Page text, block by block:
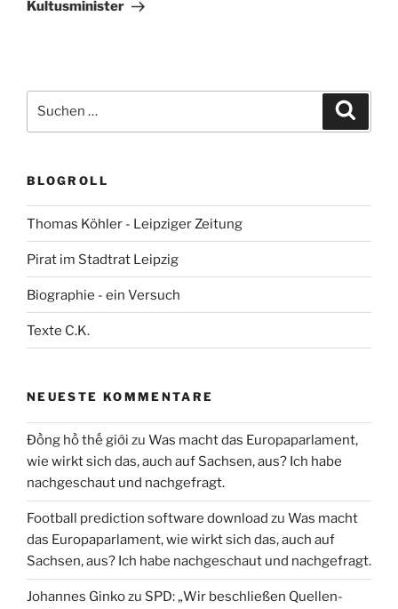
Kultusminister
nach:
BLOGROLL
Thomas Köhler - Leipziger Zeitung
Pirat im Stadtrat Leipzig
Biographie - ein Versuch
Texte C.K.
NEUESTE KOMMENTARE
Đồng hồ thế giới zu Was macht das Europaparlament,
wie wirkt sich das, auch auf Sachsen, aus? Ich habe
nachgeschaut und nachgefragt.
Football prediction software download zu Was macht
das Europaparlament, wie wirkt sich das, auch auf
Sachsen, aus? Ich habe nachgeschaut und nachgefragt.
Johannes Ginkozu SPD: „Wir beschließen Quellen-